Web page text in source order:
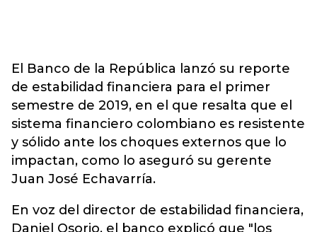
El Banco de la República lanzó su reporte
de estabilidad financiera para el primer
semestre de 2019, en el que resalta que el
sistema financiero colombiano es resistente
y sólido ante los choques externos que lo
impactan, como lo aseguró su gerente
Juan José Echavarría.
En voz del director de estabilidad financiera,
Daniel Osorio, el banco explicó que "los